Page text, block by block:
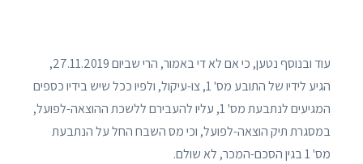
עוד ובנוסף נטען, כי אם לא די באמור, הרי שביום 27.11.2019,
הגיע לידיו של התובע מס' 1, צו-עיקול, ולפיו ככל שיש בידיו כספים
המגיעים לנתבעת מס' 1, עליו להעבירם ללשכת ההוצאה-לפועל,
במסגרת תיק הוצאה-לפועל, וכי מס השבח החל על הנתבעת
מס' 1 בגין הסכם-המכר, לא שולם.